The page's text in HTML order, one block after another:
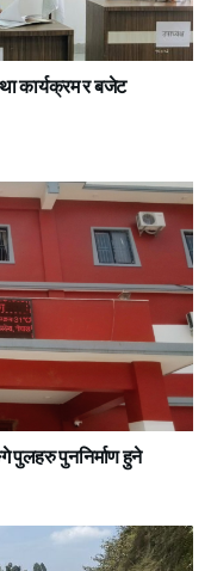
कार्यक्रम र बजेट
पुलहरु पुननिर्माण हुने